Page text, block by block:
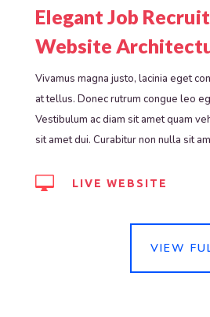
Elegant Job
Website
Vivamus magna justo, lacinia eget
at tellus. Donec rutrum congue leo
Vestibulum ac diam sit amet quam
sit amet dui. Curabitur non nulla sit
 LIVE WEBSITE
VIEW